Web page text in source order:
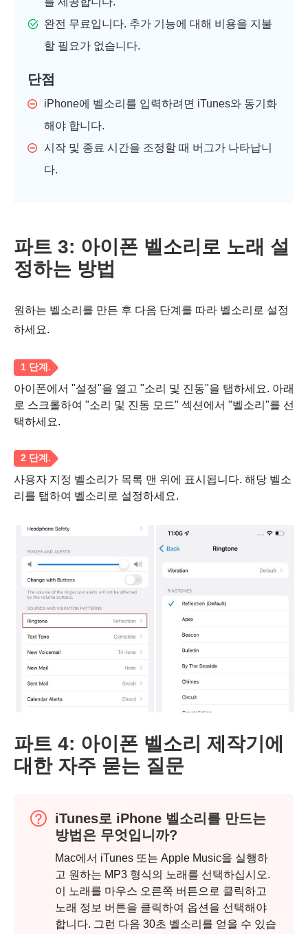
완전 무료입니다. 추가 기능에 대해 비용을 지불
할 필요가 없습니다.
단점
iPhone에 벨소리를 입력하려면 iTunes와 동기화
해야 합니다.
시작 및 종료 시간을 조정할 때 버그가 나타납니
다.
파트 3: 아이폰 벨소리로 노래 설
정하는 방법
원하는 벨소리를 만든 후 다음 단계를 따라 벨소리로 설정
하세요.
아이폰에서 "설정"을 열고 "소리 및 진동"을 탭하세요. 아래
로 스크롤하여 "소리 및 진동 모드" 섹션에서 "벨소리"를 선
택하세요.
사용자 지정 벨소리가 목록 맨 위에 표시됩니다. 해당 벨소
리를 탭하여 벨소리로 설정하세요.
파트 4: 아이폰 벨소리 제작기에
대한 자주 묻는 질문
iTunes로 iPhone 벨소리를 만드는
방법은 무엇입니까?
Mac에서 iTunes 또는 Apple Music을 실행하
고 원하는 MP3 형식의 노래를 선택하십시오.
이 노래를 마우스 오른쪽 버튼으로 클릭하고
노래 정보 버튼을 클릭하여 옵션을 선택해야
합니다. 그런 다음 30초 벨소리를 얻을 수 있습